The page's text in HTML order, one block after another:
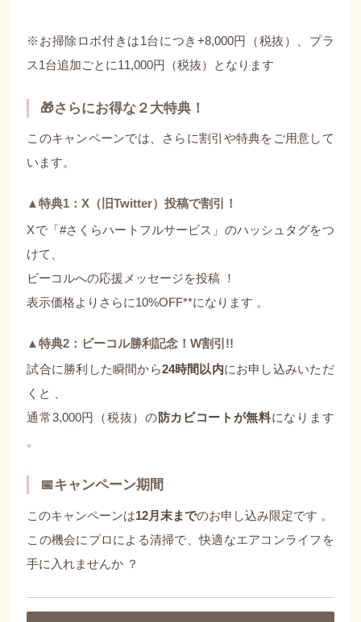
※お掃除ロボ付きは1台につき+8,000円（税抜）、プラ
ス1台追加ごとに11,000円（税抜）となります
🎁さらにお得な２大特典！
このキャンペーンでは、さらに割引や特典をご用意して
います。
▲特典1：X（旧Twitter）投稿で割引！
Xで「#さくらハートフルサービス」のハッシュタグをつ
けて、
ビーコルへの応援メッセージを投稿 ！
表示価格よりさらに10%OFF**になります 。
▲特典2：ビーコル勝利記念！W割引!!
試合に勝利した瞬間から24時間以内にお申し込みいただ
くと 、
通常3,000円（税抜）の防カビコートが無料になります
。
📅キャンペーン期間
このキャンペーンは12月末までのお申し込み限定です 。
この機会にプロによる清掃で、快適なエアコンライフを
手に入れませんか ？